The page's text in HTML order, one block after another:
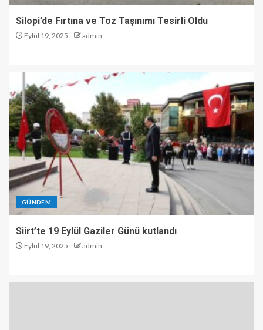
Silopi’de Fırtına ve Toz Taşınımı Tesirli Oldu
Eylül 19, 2025 admin
GÜNDEM
Siirt’te 19 Eylül Gaziler Günü kutlandı
Eylül 19, 2025 admin